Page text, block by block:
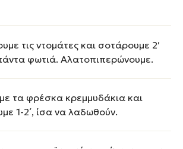
τις ντομάτες και σοτάρουμε 2′
φωτιά. Αλατοπιπερώνουμε.
τα φρέσκα κρεμμυδάκια και
1-2΄, ίσα να λαδωθούν.